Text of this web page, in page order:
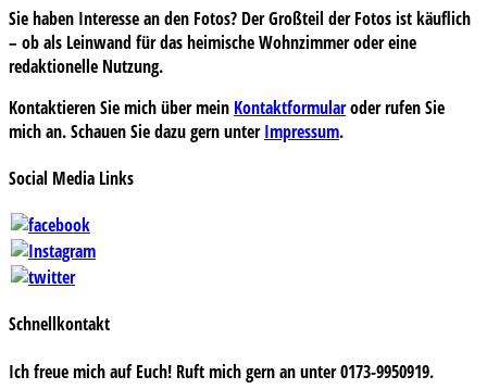
Sie haben Interesse an den Fotos? Der Großteil der Fotos ist käuflich
– ob als Leinwand für das heimische Wohnzimmer oder eine
redaktionelle Nutzung.
Kontaktieren Sie mich über mein Kontaktformularoder rufen Sie
mich an. Schauen Sie dazu gern unterImpressum.
Social Media Links
Schnellkontakt
Ich freue mich auf Euch! Ruft mich gern an unter 0173-9950919.